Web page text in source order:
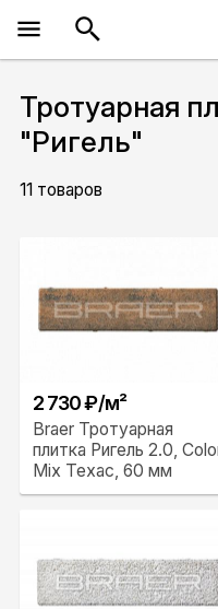
Тротуарная
"Ригель"
11 товаров
2 730 ₽/м²
Braer Тротуарная
плитка Ригель 2.0,
Mix Техас, 60 мм